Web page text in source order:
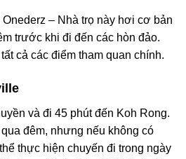
– Nhà trọ này hơi cơ bản
trước khi đi đến các hòn đảo.
cả các điểm tham quan chính.
và đi 45 phút đến Koh Rong.
đêm, nhưng nếu không có
thực hiện chuyến đi trong ngày